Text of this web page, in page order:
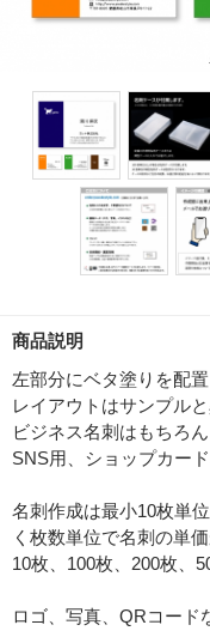
商品説明
左部分にベタ塗りを配
レイアウトはサンプル
ビジネス名刺はもちろ
SNS用、ショップカー
名刺作成は最小10枚単
く枚数単位で名刺の単
10枚、100枚、200枚、
ロゴ、写真、QRコード